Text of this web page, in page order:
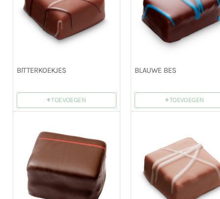
BITTERKOEKJES
+TOEVOEGEN
BLAUWE BES
+TOEVOEGEN